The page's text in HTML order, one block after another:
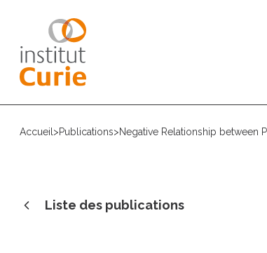
Accueil >Publications>Negative Relationship between
Liste des publications